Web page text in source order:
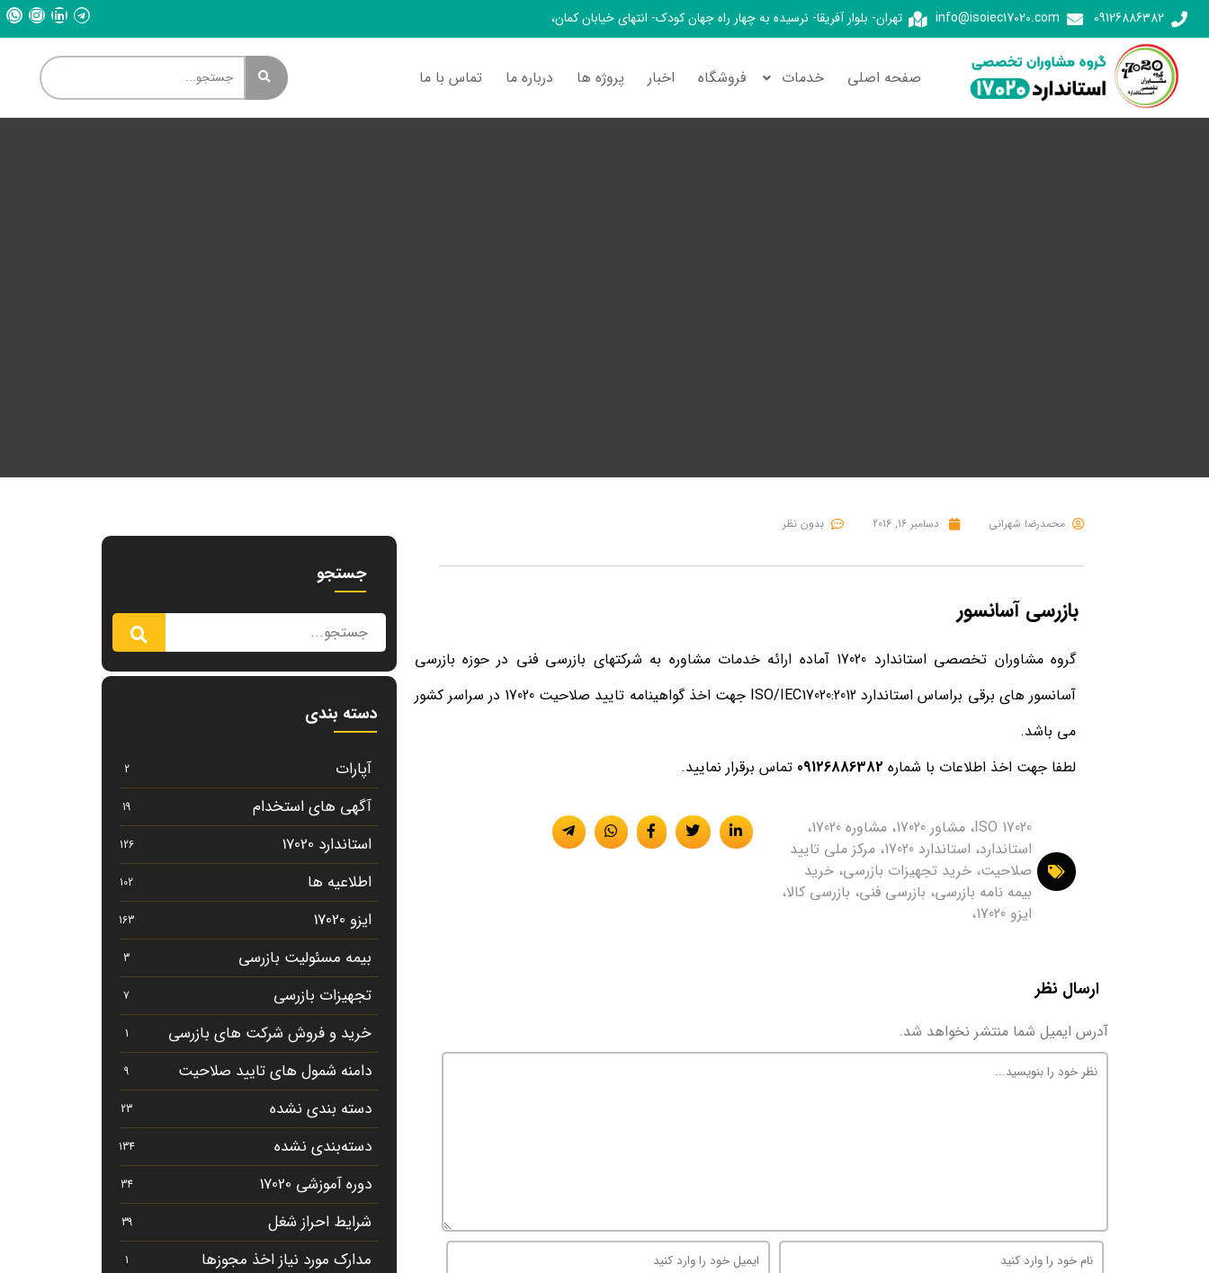
09126886382
info@isoiec17020.com تهران- بلوار آفریقا- نرسیده به چهار راه جهان کودک- انتهای خیابان کمان،
صفحه اصلی خدمات فروشگاه اخبار پروژه ها درباره ما تماس با ما
محمدرضا شهرانی دسامبر 16, 2016 بدون نظر
بازرسی آسانسور
گروه مشاوران تخصصی استاندارد 17020 آماده ارائه خدمات مشاوره به شرکتهای بازرسی فنی در حوزه بازرسی
آسانسور های برقی براساس استاندارد ISO/IEC17020:2012 جهت اخذ گواهینامه تایید صلاحیت 17020 در سراسر کشور
می باشد.
لطفا جهت اخذ اطلاعات با شماره 09126886382 تماس برقرار نمایید.
ISO 17020، مشاور 17020، مشاوره 17020،
استاندارد، استاندارد 17020، مرکز ملی تایید
صلاحیت، خرید تجهیزات بازرسی، خرید
بیمه نامه بازرسی، بازرسی فنی، بازرسی کالا،
ایزو 17020،
ارسال نظر
آدرس ایمیل شما منتشر نخواهد شد.
جستجو
دسته بندی
آپارات 2
آگهی های استخدام 19
استاندارد 17020 126
اطلاعیه ها 102
ایزو 17020 163
بیمه مسئولیت بازرسی 3
تجهیزات بازرسی 7
خرید و فروش شرکت های بازرسی 1
دامنه شمول های تایید صلاحیت 9
دسته بندی نشده 23
دسته‌بندی نشده 134
دوره آموزشی 17020 34
شرایط احراز شغل 39
مدارک مورد نیاز اخذ مجوزها 1